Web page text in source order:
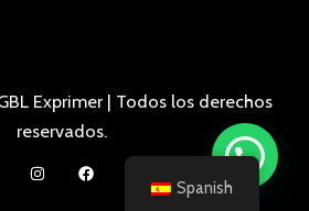
Exprimer | Todos los derechos
reservados.
Spanish